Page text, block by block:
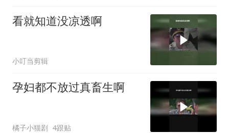
看就知道没凉透啊
小叮当剪辑
孕妇都不放过真畜生啊
橘子小猫剧 4跟贴